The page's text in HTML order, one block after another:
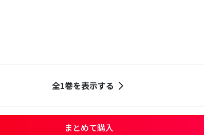
全1巻を表示する
まとめて購入